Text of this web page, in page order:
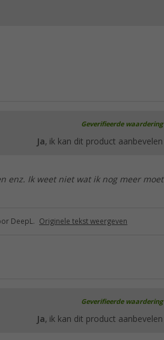
Geverifieerde waardering
Ja, ik kan dit product aanbevelen
enz. Ik weet niet wat ik nog meer moet
DeepL. Originele tekst weergeven
Geverifieerde waardering
Ja, ik kan dit product aanbevelen